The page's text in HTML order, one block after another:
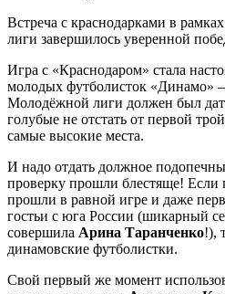
Встреча с краснодарками в
лиги завершилось уверенной
Игра с «Краснодаром» стала
молодых футболисток «Динамо»
Молодёжной лиги должен был
голубые не отстать от первой
самые высокие места.
И надо отдать должное
проверку прошли блестяще! Если
прошли в равной игре и даже
гостьи с юга России (шикарный
совершила Арина Таранченко!),
динамовские футболистки.
Свой первый же момент